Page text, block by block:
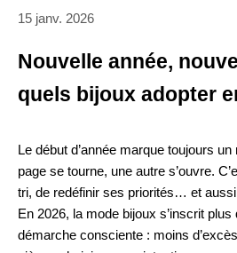
15 janv. 2026
Nouvelle année,
quels bijoux adopter
Le début d’année marque toujours
page se tourne, une autre s’ouvre.
tri, de redéfinir ses priorités… et
En 2026, la mode bijoux s’inscrit
démarche consciente : moins